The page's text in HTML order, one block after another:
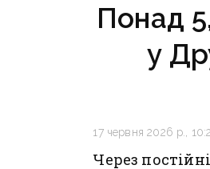
Понад
у
17 червня 2026 р.,
Через